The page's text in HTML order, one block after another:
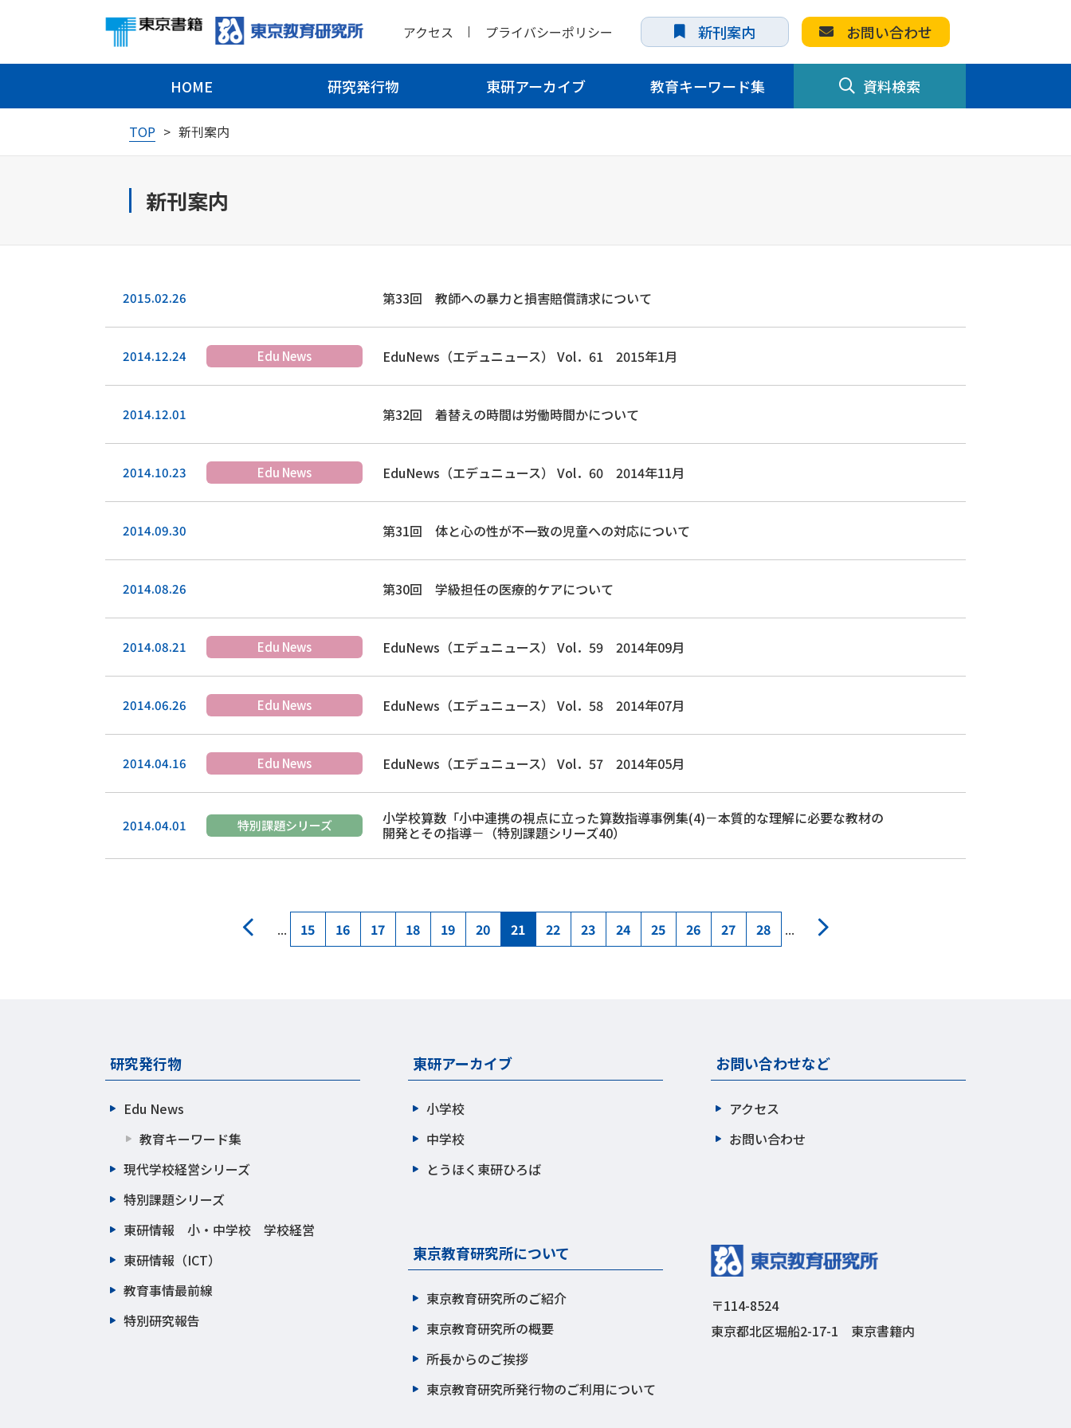
アクセス プライバシーポリシー 新刊案内 お問い合わせ
HOME 研究発行物 東研アーカイブ 教育キーワード集 資料検索
TOP 新刊案内
新刊案内
2015.02.26 第33回 教師への暴力と損害賠償請求について
2014.12.24 Edu News EduNews（エデュニュース） Vol．61 2015年1月
2014.12.01 第32回 着替えの時間は労働時間かについて
2014.10.23 Edu News EduNews（エデュニュース） Vol．60 2014年11月
2014.09.30 第31回 体と心の性が不一致の児童への対応について
2014.08.26 第30回 学級担任の医療的ケアについて
2014.08.21 Edu News EduNews（エデュニュース） Vol．59 2014年09月
2014.06.26 Edu News EduNews（エデュニュース） Vol．58 2014年07月
2014.04.16 Edu News EduNews（エデュニュース） Vol．57 2014年05月
2014.04.01 特別課題シリーズ 小学校算数「小中連携の視点に立った算数指導事例集(4)－本質的な理解に必要な教材の
開発とその指導－（特別課題シリーズ40）
... 15 16 17 18 19 20 21 22 23 24 25 26 27 28 ...
研究発行物
Edu News
教育キーワード集
現代学校経営シリーズ
特別課題シリーズ
東研情報 小・中学校 学校経営
東研情報（ICT）
教育事情最前線
特別研究報告
東研アーカイブ
小学校
中学校
とうほく東研ひろば
東京教育研究所について
東京教育研究所のご紹介
東京教育研究所の概要
所長からのご挨拶
東京教育研究所発行物のご利用について
お問い合わせなど
アクセス
お問い合わせ
〒114-8524
東京都北区堀船2-17-1 東京書籍内